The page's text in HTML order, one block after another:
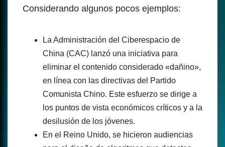
Considerando algunos pocos ejemplos:
La Administración del Ciberespacio de
China (CAC) lanzó una iniciativa para
eliminar el contenido considerado «dañino»,
en línea con las directivas del Partido
Comunista Chino. Este esfuerzo se dirige a
los puntos de vista económicos críticos y a la
desilusión de los jóvenes.
En el Reino Unido, se hicieron audiencias